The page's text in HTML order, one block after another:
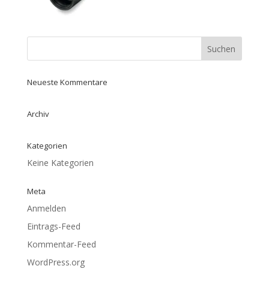
Neueste Kommentare
Archiv
Kategorien
Keine Kategorien
Meta
Anmelden
Eintrags-Feed
Kommentar-Feed
WordPress.org